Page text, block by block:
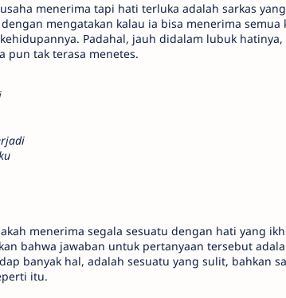
menerima tapi hati terluka adalah sarkas
mengatakan kalau ia bisa menerima
Padahal, jauh didalam lubuk hatinya,
pun tak terasa menetes.
menerima segala sesuatu dengan hati yang
bahwa jawaban untuk pertanyaan tersebut
banyak hal, adalah sesuatu yang sulit, bahkan
itu.